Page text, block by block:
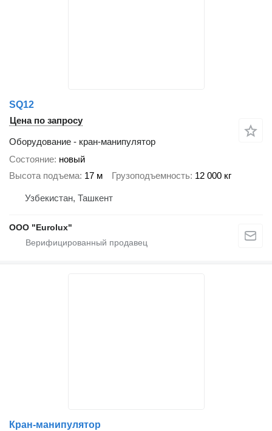
SQ12
Цена по запросу
Оборудование - кран-манипулятор
Состояние новый
Высота подъема 17 м Грузоподъемность 12 000 кг
Узбекистан, Ташкент
ООО "Eurolux"
Кран-манипулятор